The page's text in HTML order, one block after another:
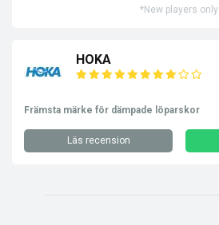
*New players only
HOKA
Främsta märke för dämpade löparskor
Läs recension